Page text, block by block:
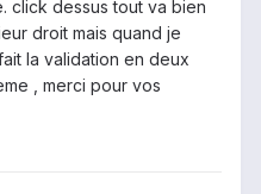
click dessus tout va bien
droit mais quand je
la validation en deux
, merci pour vos